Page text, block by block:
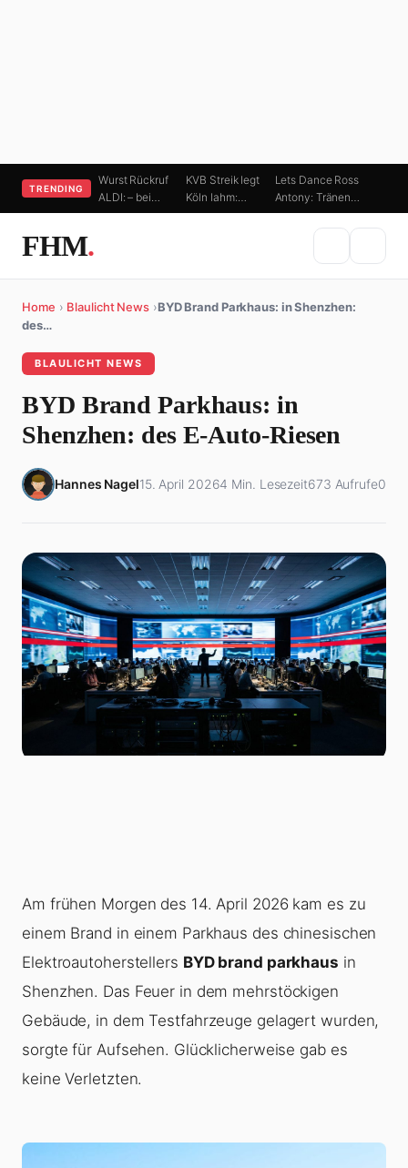
TRENDING
Wurst Rückruf
ALDI: – bei…
KVB Streik legt
Köln lahm:…
Lets Dance Ross
Antony: Tränen…
FHM.
Home › Blaulicht News ›BYD Brand Parkhaus: in Shenzhen:
des…
BLAULICHT NEWS
BYD Brand Parkhaus: in
Shenzhen: des E-Auto-Riesen
Hannes Nagel15. April 20264 Min. Lesezeit673 Aufrufe0
Am frühen Morgen des 14. April 2026 kam es zu
einem Brand in einem Parkhaus des chinesischen
Elektroautoherstellers BYD brand parkhaus in
Shenzhen. Das Feuer in dem mehrstöckigen
Gebäude, in dem Testfahrzeuge gelagert wurden,
sorgte für Aufsehen. Glücklicherweise gab es
keine Verletzten.